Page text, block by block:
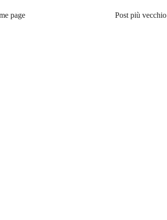
Post più vecchio
page